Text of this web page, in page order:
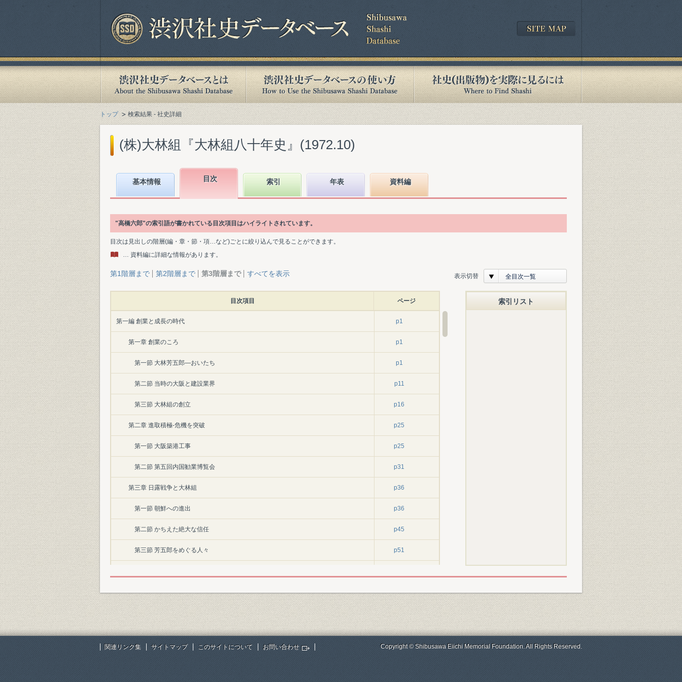
トップ 検索結果 - 社史詳細
(株)大林組『大林組八十年史』(1972.10)
基本情報 目次 索引 年表 資料編
"高橋六郎"の索引語が書かれている目次項目はハイライトされています。
目次は見出しの階層(編・章・節・項…など)ごとに絞り込んで見ることができます。
… 資料編に詳細な情報があります。
第1階層まで 第2階層まで 第3階層まで すべてを表示 表示切替 全目次一覧
目次項目 ページ
第一編 創業と成長の時代 p1
第一章 創業のころ p1
第一節 大林芳五郎―おいたち p1
第二節 当時の大阪と建設業界 p11
第三節 大林組の創立 p16
第二章 進取積極-危機を突破 p25
第一節 大阪築港工事 p25
第二節 第五回内国勧業博覧会 p31
第三章 日露戦争と大林組 p36
第一節 朝鮮への進出 p36
第二節 かちえた絶大な信任 p45
第三節 芳五郎をめぐる人々 p51
第一節 合資会社大林組の設立 p66
第二節 伏見桃山御陵の造営 p73
第五章 きびしい試練 p77
索引リスト
関連リンク集 サイトマップ このサイトについて お問い合わせ Copyright © Shibusawa Eiichi Memorial Foundation. All Rights Reserved.